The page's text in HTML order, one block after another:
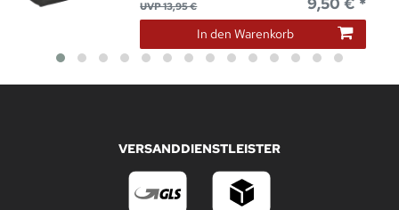
UVP 13,95 €
In den Warenkorb
VERSANDDIENSTLEISTER